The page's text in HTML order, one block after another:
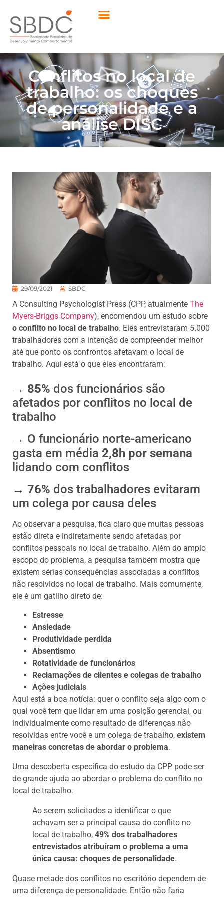
Conflitos no local de
trabalho: os choques
de personalidade e a
análise DISC
29/09/2021 SBDC
A Consulting Psychologist Press (CPP, atualmente The
Myers-Briggs Company), encomendou um estudo sobre
o conflito no local de trabalho. Eles entrevistaram 5.000
trabalhadores com a intenção de compreender melhor
até que ponto os confrontos afetavam o local de
trabalho. Aqui está o que eles encontraram:
→ 85% dos funcionários são
afetados por conflitos no local de
trabalho
→ O funcionário norte-americano
gasta em média 2,8h por semana
lidando com conflitos
→ 76% dos trabalhadores evitaram
um colega por causa deles
Ao observar a pesquisa, fica claro que muitas pessoas
estão direta e indiretamente sendo afetadas por
conflitos pessoais no local de trabalho. Além do amplo
escopo do problema, a pesquisa também mostra que
existem sérias consequências associadas a conflitos
não resolvidos no local de trabalho. Mais comumente,
ele é um gatilho direto de:
Estresse
Ansiedade
Produtividade perdida
Absentismo
Rotatividade de funcionários
Reclamações de clientes e colegas de trabalho
Ações judiciais
Aqui está a boa notícia: quer o conflito seja algo com o
qual você tem que lidar em uma posição gerencial, ou
individualmente como resultado de diferenças não
resolvidas entre você e um colega de trabalho, existem
maneiras concretas de abordar o problema.
Uma descoberta específica do estudo da CPP pode ser
de grande ajuda ao abordar o problema do conflito no
local de trabalho.
Ao serem solicitados a identificar o que
achavam ser a principal causa do conflito no
local de trabalho, 49% dos trabalhadores
entrevistados atribuíram o problema a uma
única causa: choques de personalidade.
Quase metade dos conflitos no escritório dependem de
uma diferença de personalidade. Então não faria